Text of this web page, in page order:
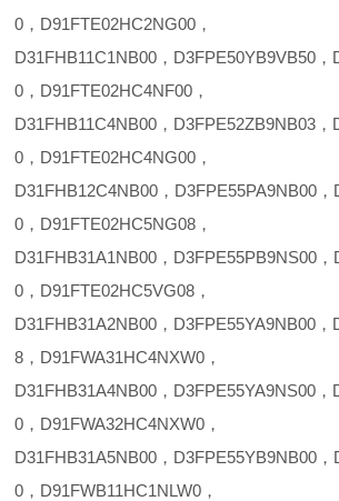
0，D91FTE02HC2NG00，
D31FHB11C1NB00，D3FPE50YB9VB50
0，D91FTE02HC4NF00，
D31FHB11C4NB00，D3FPE52ZB9NB03，
0，D91FTE02HC4NG00，
D31FHB12C4NB00，D3FPE55PA9NB00
0，D91FTE02HC5NG08，
D31FHB31A1NB00，D3FPE55PB9NS00
0，D91FTE02HC5VG08，
D31FHB31A2NB00，D3FPE55YA9NB00，
8，D91FWA31HC4NXW0，
D31FHB31A4NB00，D3FPE55YA9NS00，
0，D91FWA32HC4NXW0，
D31FHB31A5NB00，D3FPE55YB9NB00
0，D91FWB11HC1NLW0，